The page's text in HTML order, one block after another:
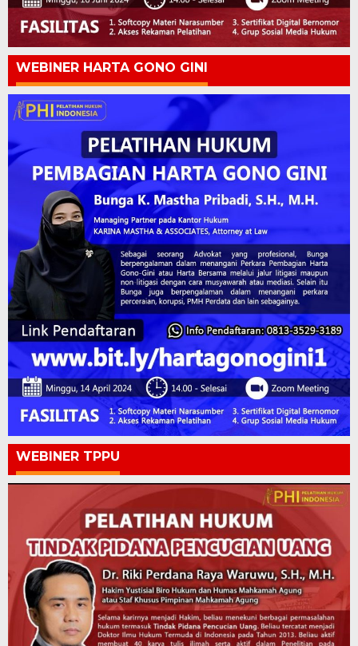
WEBINER HARTA GONO GINI
WEBINER TPPU